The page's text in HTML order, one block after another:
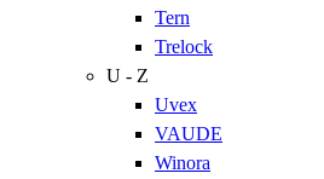
Tern
Trelock
U - Z
Uvex
VAUDE
Winora